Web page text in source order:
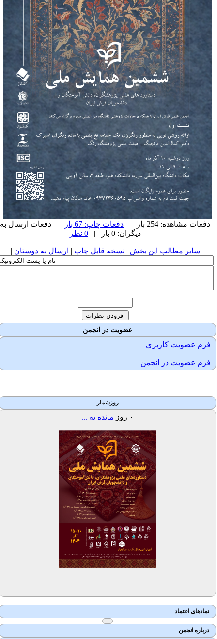
دفعات مشاهده: 254 بار | دفعات چاپ: 67 بار
| دفعات ارسال به
دیگران: 0 بار |
سایر مطالب این بخش | نسخه قابل چاپ| ارسال به دوستان|
عضویت در انجمن
فرم عضویت کاربری
فرم عضویت در انجمن
روزشمار
روزمانده به ...
نمادهای اعتماد
درباره انجمن